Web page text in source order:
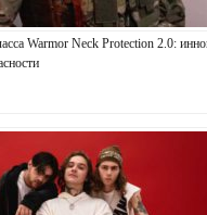
Warmor Neck Protection 2.0: